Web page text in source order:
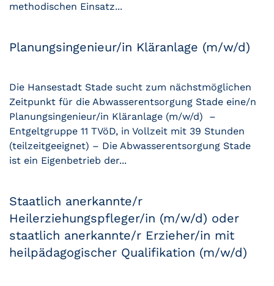
methodischen Einsatz...
Planungsingenieur/in Kläranlage (m/w/d)
Die Hansestadt Stade sucht zum nächstmöglichen
Zeitpunkt für die Abwasserentsorgung Stade eine/n
Planungsingenieur/in Kläranlage (m/w/d) –
Entgeltgruppe 11 TVöD, in Vollzeit mit 39 Stunden
(teilzeitgeeignet) – Die Abwasserentsorgung Stade
ist ein Eigenbetrieb der...
Staatlich anerkannte/r
Heilerziehungspfleger/in (m/w/d) oder
staatlich anerkannte/r Erzieher/in mit
heilpädagogischer Qualifikation (m/w/d)